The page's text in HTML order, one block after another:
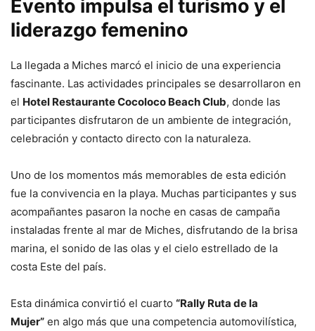
Evento impulsa el turismo y el
liderazgo femenino
La llegada a Miches marcó el inicio de una experiencia
fascinante. Las actividades principales se desarrollaron en
el Hotel Restaurante Cocoloco Beach Club, donde las
participantes disfrutaron de un ambiente de integración,
celebración y contacto directo con la naturaleza.
Uno de los momentos más memorables de esta edición
fue la convivencia en la playa. Muchas participantes y sus
acompañantes pasaron la noche en casas de campaña
instaladas frente al mar de Miches, disfrutando de la brisa
marina, el sonido de las olas y el cielo estrellado de la
costa Este del país.
Esta dinámica convirtió el cuarto “Rally Ruta de la
Mujer” en algo más que una competencia automovilística,